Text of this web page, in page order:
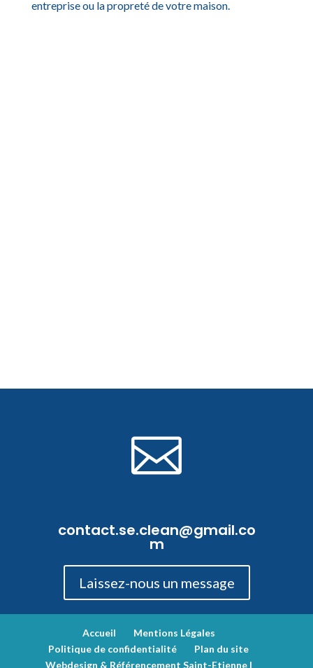
entreprise ou la propreté de votre maison.

contact.se.clean@gmail.co
m
Laissez-nous un message
Accueil
Mentions Légales
Politique de confidentialité
Plan du site
Webdesign & Référencement Saint-Etienne |